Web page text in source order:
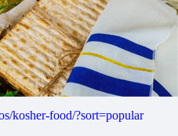
kosher-food/?sort=popular